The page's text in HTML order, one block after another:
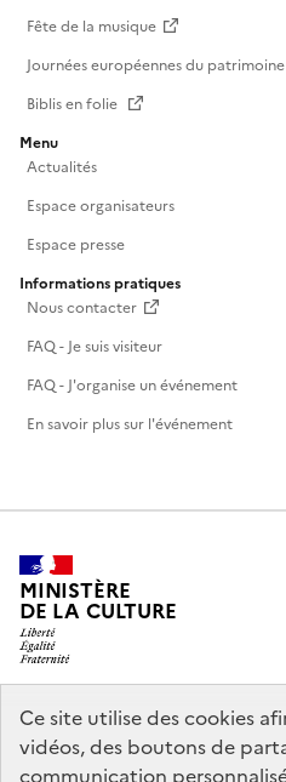
Ce site utilise des cookies
vidéos, des boutons de
communication
Fête de la musique
Journées européennes du patrimoine
Biblis en folie
Menu
Actualités
Espace organisateurs
Espace presse
Informations pratiques
Nous contacter
FAQ - Je suis visiteur
FAQ - J'organise un événement
En savoir plus sur l'événement
MINISTÈRE
DE LA CULTURE
legifrance.gouv.fr